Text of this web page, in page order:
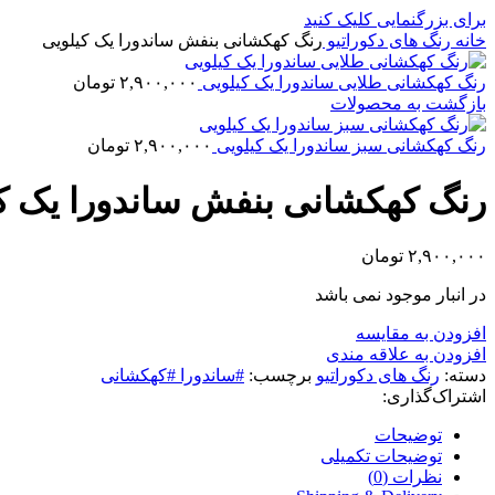
برای بزرگنمایی کلیک کنید
خانه رنگ های دکوراتیو رنگ کهکشانی بنفش ساندورا یک کیلویی
رنگ کهکشانی طلایی ساندورا یک کیلویی ۲,۹۰۰,۰۰۰ تومان
بازگشت به محصولات
رنگ کهکشانی سبز ساندورا یک کیلویی ۲,۹۰۰,۰۰۰ تومان
رنگ کهکشانی بنفش ساندورا یک
۲,۹۰۰,۰۰۰ تومان
در انبار موجود نمی باشد
افزودن به مقایسه
افزودن به علاقه مندی
دسته: رنگ های دکوراتیو برچسب: #ساندورا #کهکشانی
اشتراک‌گذاری:
توضیحات
توضیحات تکمیلی
نظرات (0)